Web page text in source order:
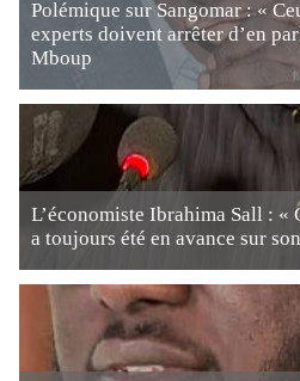
Polémique sur Sangomar : «
experts doivent arrêter d’en
Mboup
L’économiste Ibrahima Sall : «
a toujours été en avance sur